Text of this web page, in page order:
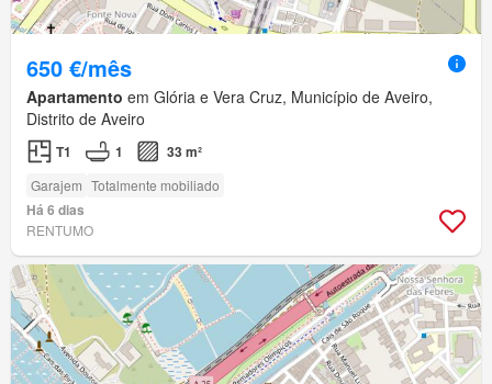
650 €/mês
Apartamento em Glória e Vera Cruz, Município de Aveiro,
Distrito de Aveiro
T1 1 33 m²
Garajem Totalmente mobiliado
Há 6 dias
RENTUMO